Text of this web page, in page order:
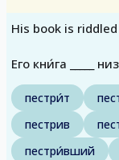
His book is
Его кни́га _____
пестри́т
пестрив
пестри́вший